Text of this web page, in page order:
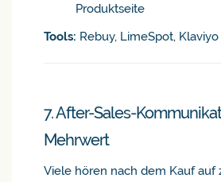
Produktseite
Tools: Rebuy, LimeSpot, Klaviyo
7. After-Sales-
Mehrwert
Viele hören nach dem Kauf auf